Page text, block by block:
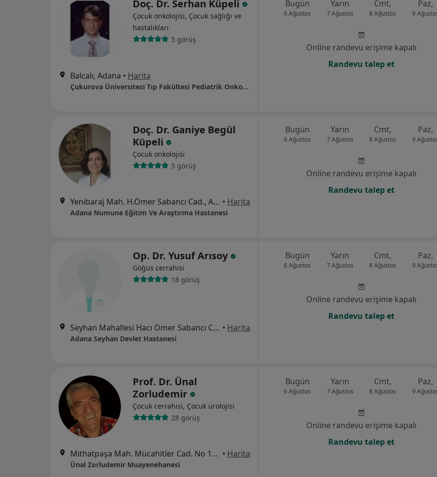
Doç. Dr. Serhan Küpeli
Çocuk onkolojisi, Çocuk sağlığı ve
hastalıkları
5 görüş
Balcalı, Adana • Harita
Çukurova Üniversitesi Tıp Fakültesi Pediatrik Onkoloji Bilim Dalı
Bugün
6 Ağustos
Yarın
7 Ağustos
Cmt,
8 Ağustos
Paz,
9
Online randevu erişime kapalı
Randevu talep et
Doç. Dr. Ganiye Begül
Küpeli
Çocuk onkolojisi
5 görüş
Yenibaraj Mah. H.Ömer Sabancı Cad., Adana • Harita
Adana Numune Eğitim Ve Araştırma Hastanesi
Bugün
6 Ağustos
Yarın
7 Ağustos
Cmt,
8 Ağustos
Paz,
9
Online randevu erişime kapalı
Randevu talep et
Op. Dr. Yusuf Arısoy
Göğüs cerrahisi
18 görüş
Seyhan Mahallesi Hacı Ömer Sabancı Caddesi, Seyhan • Harita
Adana Seyhan Devlet Hastanesi
Bugün
6 Ağustos
Yarın
7 Ağustos
Cmt,
8 Ağustos
Paz,
9
Online randevu erişime kapalı
Randevu talep et
Prof. Dr. Ünal
Zorludemir
Çocuk cerrahisi, Çocuk ürolojisi
28 görüş
Mithatpaşa Mah. Mücahitler Cad. No 11-A Sağlam Ap., Adana • Harita
Ünal Zorludemir Muayenehanesi
Bugün
6 Ağustos
Yarın
7 Ağustos
Cmt,
8 Ağustos
Paz,
9
Online randevu erişime kapalı
Randevu talep et